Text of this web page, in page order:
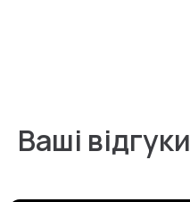
Ваші відгуки